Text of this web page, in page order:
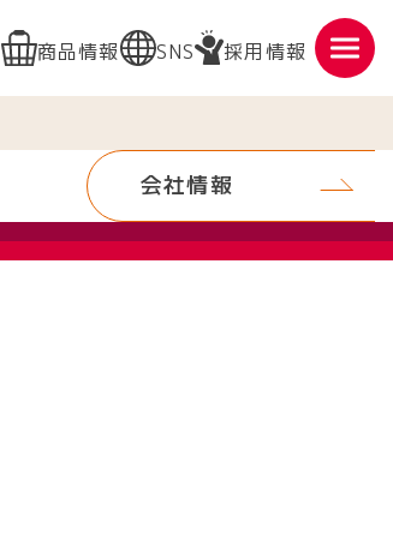
SNS
商品情報 採用情報
会社情報